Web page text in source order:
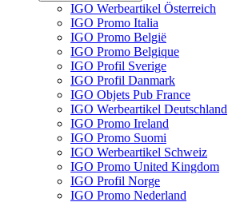
IGO Werbeartikel Österreich
IGO Promo Italia
IGO Promo België
IGO Promo Belgique
IGO Profil Sverige
IGO Profil Danmark
IGO Objets Pub France
IGO Werbeartikel Deutschland
IGO Promo Ireland
IGO Promo Suomi
IGO Werbeartikel Schweiz
IGO Promo United Kingdom
IGO Profil Norge
IGO Promo Nederland